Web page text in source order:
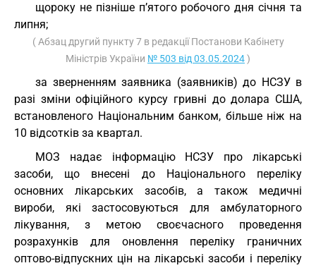
щороку не пізніше п’ятого робочого дня січня та
липня;
( Абзац другий пункту 7 в редакції Постанови Кабінету
Міністрів України № 503 від 03.05.2024)
за зверненням заявника (заявників) до НСЗУ в
разі зміни офіційного курсу гривні до долара США,
встановленого Національним банком, більше ніж на
10 відсотків за квартал.
МОЗ надає інформацію НСЗУ про лікарські
засоби, що внесені до Національного переліку
основних лікарських засобів, а також медичні
вироби, які застосовуються для амбулаторного
лікування, з метою своєчасного проведення
розрахунків для оновлення переліку граничних
оптово-відпускних цін на лікарські засоби і переліку